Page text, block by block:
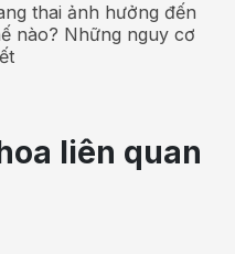
vật nặng, tăng về đêm
cổ tay, vùng vai gáy.
Nguyên nhân,
trị
thai ảnh hưởng đến
nào? Những nguy cơ
liên quan